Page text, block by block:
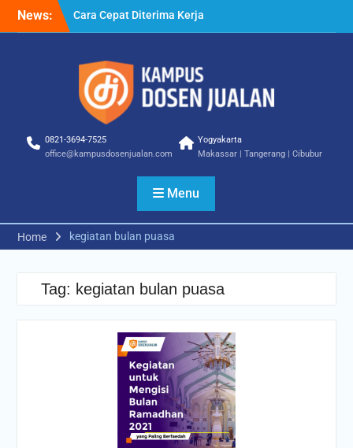
News:
Cara Cepat Diterima Kerja
– Tips Praktis yang Bisa
Cara Biar Dapat Pekerjaan
– Panduan Lengkap untuk
Pencari Kerja
Cara Dapat Pekerjaan –
Memperbesar Peluang
0821-3694-7525
office@kampusdosenjualan.com
Yogyakarta
Makassar | Tangerang | Cibubur
Menu
Home kegiatan bulan puasa
Tag: kegiatan bulan puasa